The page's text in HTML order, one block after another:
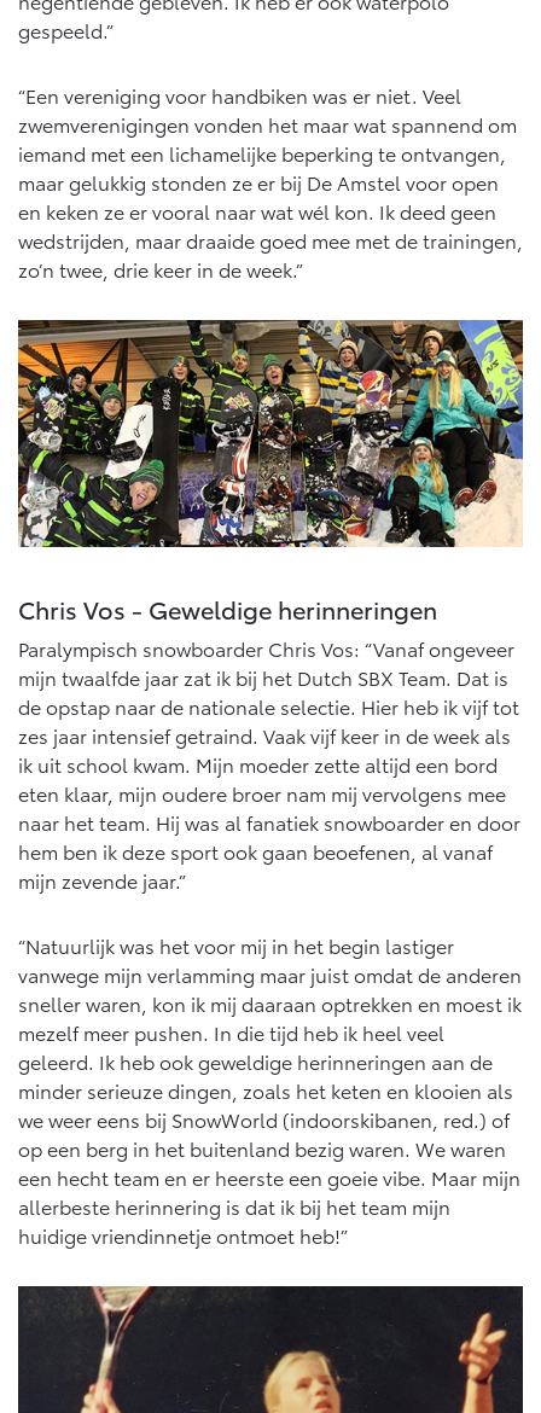
gespeeld.”
“Een vereniging voor handbiken was er niet. Veel
zwemverenigingen vonden het maar wat spannend om
iemand met een lichamelijke beperking te ontvangen,
maar gelukkig stonden ze er bij De Amstel voor open
en keken ze er vooral naar wat wél kon. Ik deed geen
wedstrijden, maar draaide goed mee met de trainingen,
zo’n twee, drie keer in de week.”
Chris Vos - Geweldige herinneringen
Paralympisch snowboarder Chris Vos: “Vanaf ongeveer
mijn twaalfde jaar zat ik bij het Dutch SBX Team. Dat is
de opstap naar de nationale selectie. Hier heb ik vijf tot
zes jaar intensief getraind. Vaak vijf keer in de week als
ik uit school kwam. Mijn moeder zette altijd een bord
eten klaar, mijn oudere broer nam mij vervolgens mee
naar het team. Hij was al fanatiek snowboarder en door
hem ben ik deze sport ook gaan beoefenen, al vanaf
mijn zevende jaar.”
“Natuurlijk was het voor mij in het begin lastiger
vanwege mijn verlamming maar juist omdat de anderen
sneller waren, kon ik mij daaraan optrekken en moest ik
mezelf meer pushen. In die tijd heb ik heel veel
geleerd. Ik heb ook geweldige herinneringen aan de
minder serieuze dingen, zoals het keten en klooien als
we weer eens bij SnowWorld (indoorskibanen, red.) of
op een berg in het buitenland bezig waren. We waren
een hecht team en er heerste een goeie vibe. Maar mijn
allerbeste herinnering is dat ik bij het team mijn
huidige vriendinnetje ontmoet heb!”